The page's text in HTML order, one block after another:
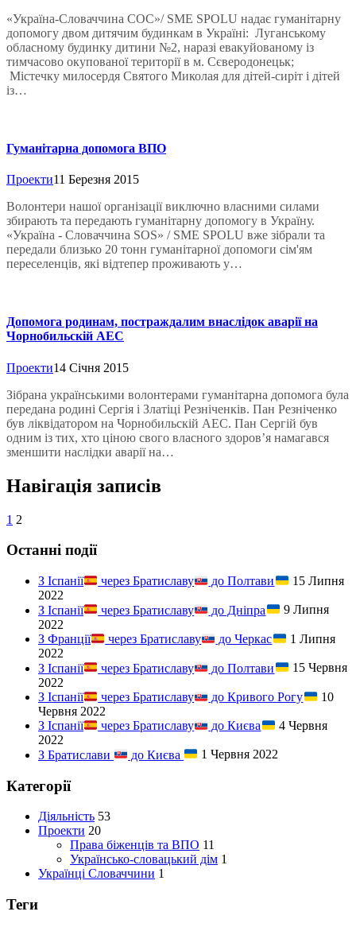
«Україна-Словаччина СОС»/ SME SPOLU надає гуманітарну
допомогу двом дитячим будинкам в Україні: Луганському
обласному будинку дитини №2, наразі евакуйованому із
тимчасово окупованої території в м. Сєверодонецьк;
Містечку милосердя Святого Миколая для дітей-сиріт і дітей
із…
Гуманітарна допомога ВПО
Проекти11 Березня 2015
Волонтери нашої організації виключно власними силами
збирають та передають гуманітарну допомогу в Україну.
«Україна - Словаччина SOS» / SME SPOLU вже зібрали та
передали близько 20 тонн гуманітарної допомоги сім'ям
переселенців, які відтепер проживають у…
Допомога родинам, постраждалим внаслідок аварії на
Чорнобильскій АЕС
Проекти14 Січня 2015
Зібрана українськими волонтерами гуманітарна допомога була
передана родині Сергія і Златіці Резніченків. Пан Резніченко
був ліквідатором на Чорнобильскій АЕС. Пан Сергій був
одним із тих, хто ціною свого власного здоров’я намагався
зменшити наслідки аварії на…
Навігація записів
1 2
Останні події
З Іспанії через Братиславу до Полтави
15 Липня
2022
З Іспанії
через Братиславу до Дніпра
9 Липня
2022
З Франції
через Братиславу до Черкас
1 Липня
2022
З Іспанії
через Братиславу до Полтави
15 Червня
2022
З Іспанії
через Братиславу до Кривого Рогу
10
Червня 2022
З Іспанії
через Братиславу до Києва
4 Червня
2022
З Братислави
до Києва 1 Червня 2022
Категорії
Діяльність 53
Проекти 20
Права біженців та ВПО 11
Українсько-словацький дім 1
Українці Словаччини 1
Теги